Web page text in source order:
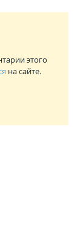
этого
на сайте.